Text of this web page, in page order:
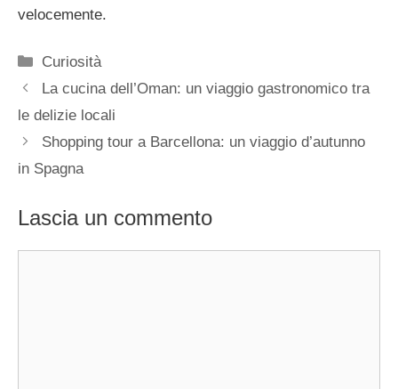
velocemente.
Categorie
Curiosità
La cucina dell’Oman: un viaggio gastronomico tra
le delizie locali
Shopping tour a Barcellona: un viaggio d’autunno
in Spagna
Lascia un commento